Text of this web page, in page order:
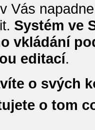
Vás
Systém ve
vkládání
editací.
o svých
o tom